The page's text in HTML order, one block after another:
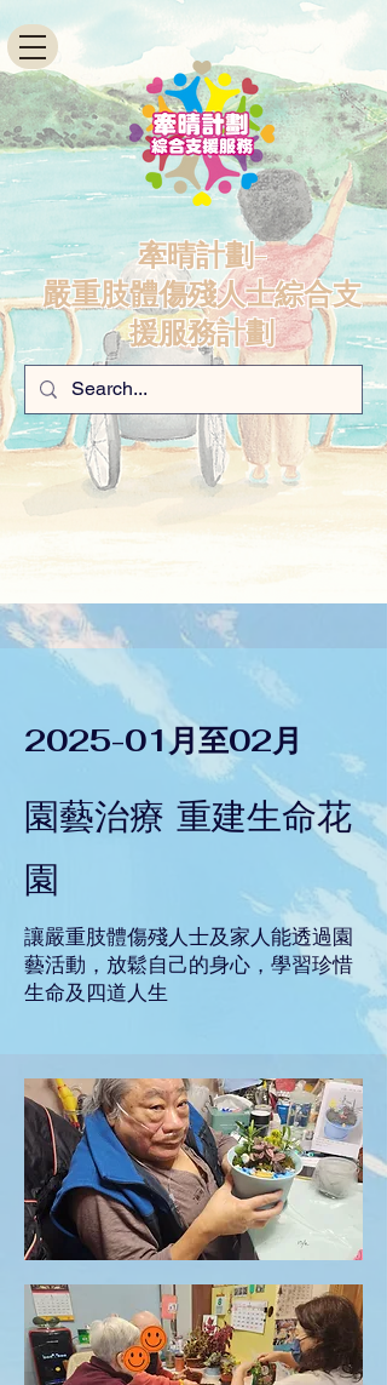
牽晴計劃-
嚴重肢體傷殘人士綜合支
援服務計劃
2025-01月至02月
園藝治療 重建生命花
園
讓嚴重肢體傷殘人士及家人能透過園
藝活動，放鬆自己的身心，學習珍惜
生命及四道人生